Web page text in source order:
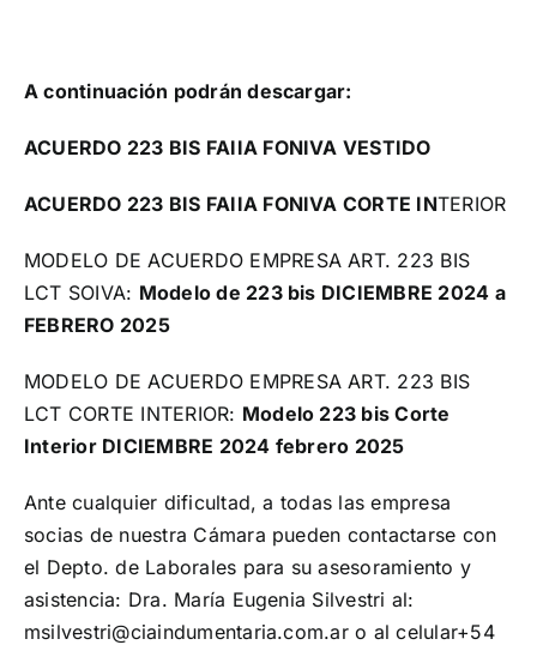
A continuación podrán descargar:
ACUERDO 223 BIS FAIIA FONIVA VESTIDO
ACUERDO 223 BIS FAIIA FONIVA CORTE INTERIOR
MODELO DE ACUERDO EMPRESA ART. 223 BIS
LCT SOIVA: Modelo de 223 bis DICIEMBRE 2024 a
FEBRERO 2025
MODELO DE ACUERDO EMPRESA ART. 223 BIS
LCT CORTE INTERIOR: Modelo 223 bis Corte
Interior DICIEMBRE 2024 febrero 2025
Ante cualquier dificultad, a todas las empresa
socias de nuestra Cámara pueden contactarse con
el Depto. de Laborales para su asesoramiento y
asistencia: Dra. María Eugenia Silvestri al:
msilvestri@ciaindumentaria.com.ar o al celular+54